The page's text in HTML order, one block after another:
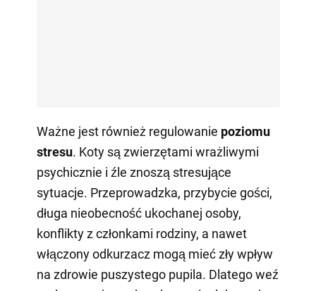
Ważne jest również regulowanie poziomu
stresu. Koty są zwierzętami wrażliwymi
psychicznie i źle znoszą stresujące
sytuacje. Przeprowadzka, przybycie gości,
długa nieobecność ukochanej osoby,
konflikty z członkami rodziny, a nawet
włączony odkurzacz mogą mieć zły wpływ
na zdrowie puszystego pupila. Dlatego weź